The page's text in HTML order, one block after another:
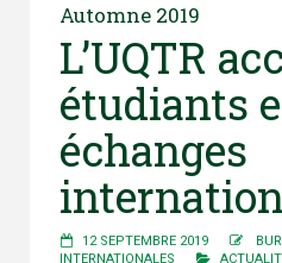
Automne 2019
L’UQTR
étudiants
échanges
12 SEPTEMBRE 2019
INTERNATIONALES